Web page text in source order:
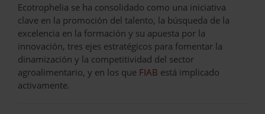
Ecotrophelia se ha consolidado como una iniciativa
clave en la promoción del talento, la búsqueda de la
excelencia en la formación y su apuesta por la
innovación, tres ejes estratégicos para fomentar la
dinamización y la competitividad del sector
agroalimentario, y en los que FIAB está implicado
activamente.